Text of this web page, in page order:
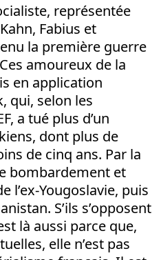
représentée
Fabius et
la première guerre
amoureux de la
en application
qui, selon les
a tué plus d’un
dont plus de
de cinq ans. Par la
bombardement et
l’ex-Yougoslavie, puis
S’ils s’opposent
là aussi parce que,
elle n’est pas